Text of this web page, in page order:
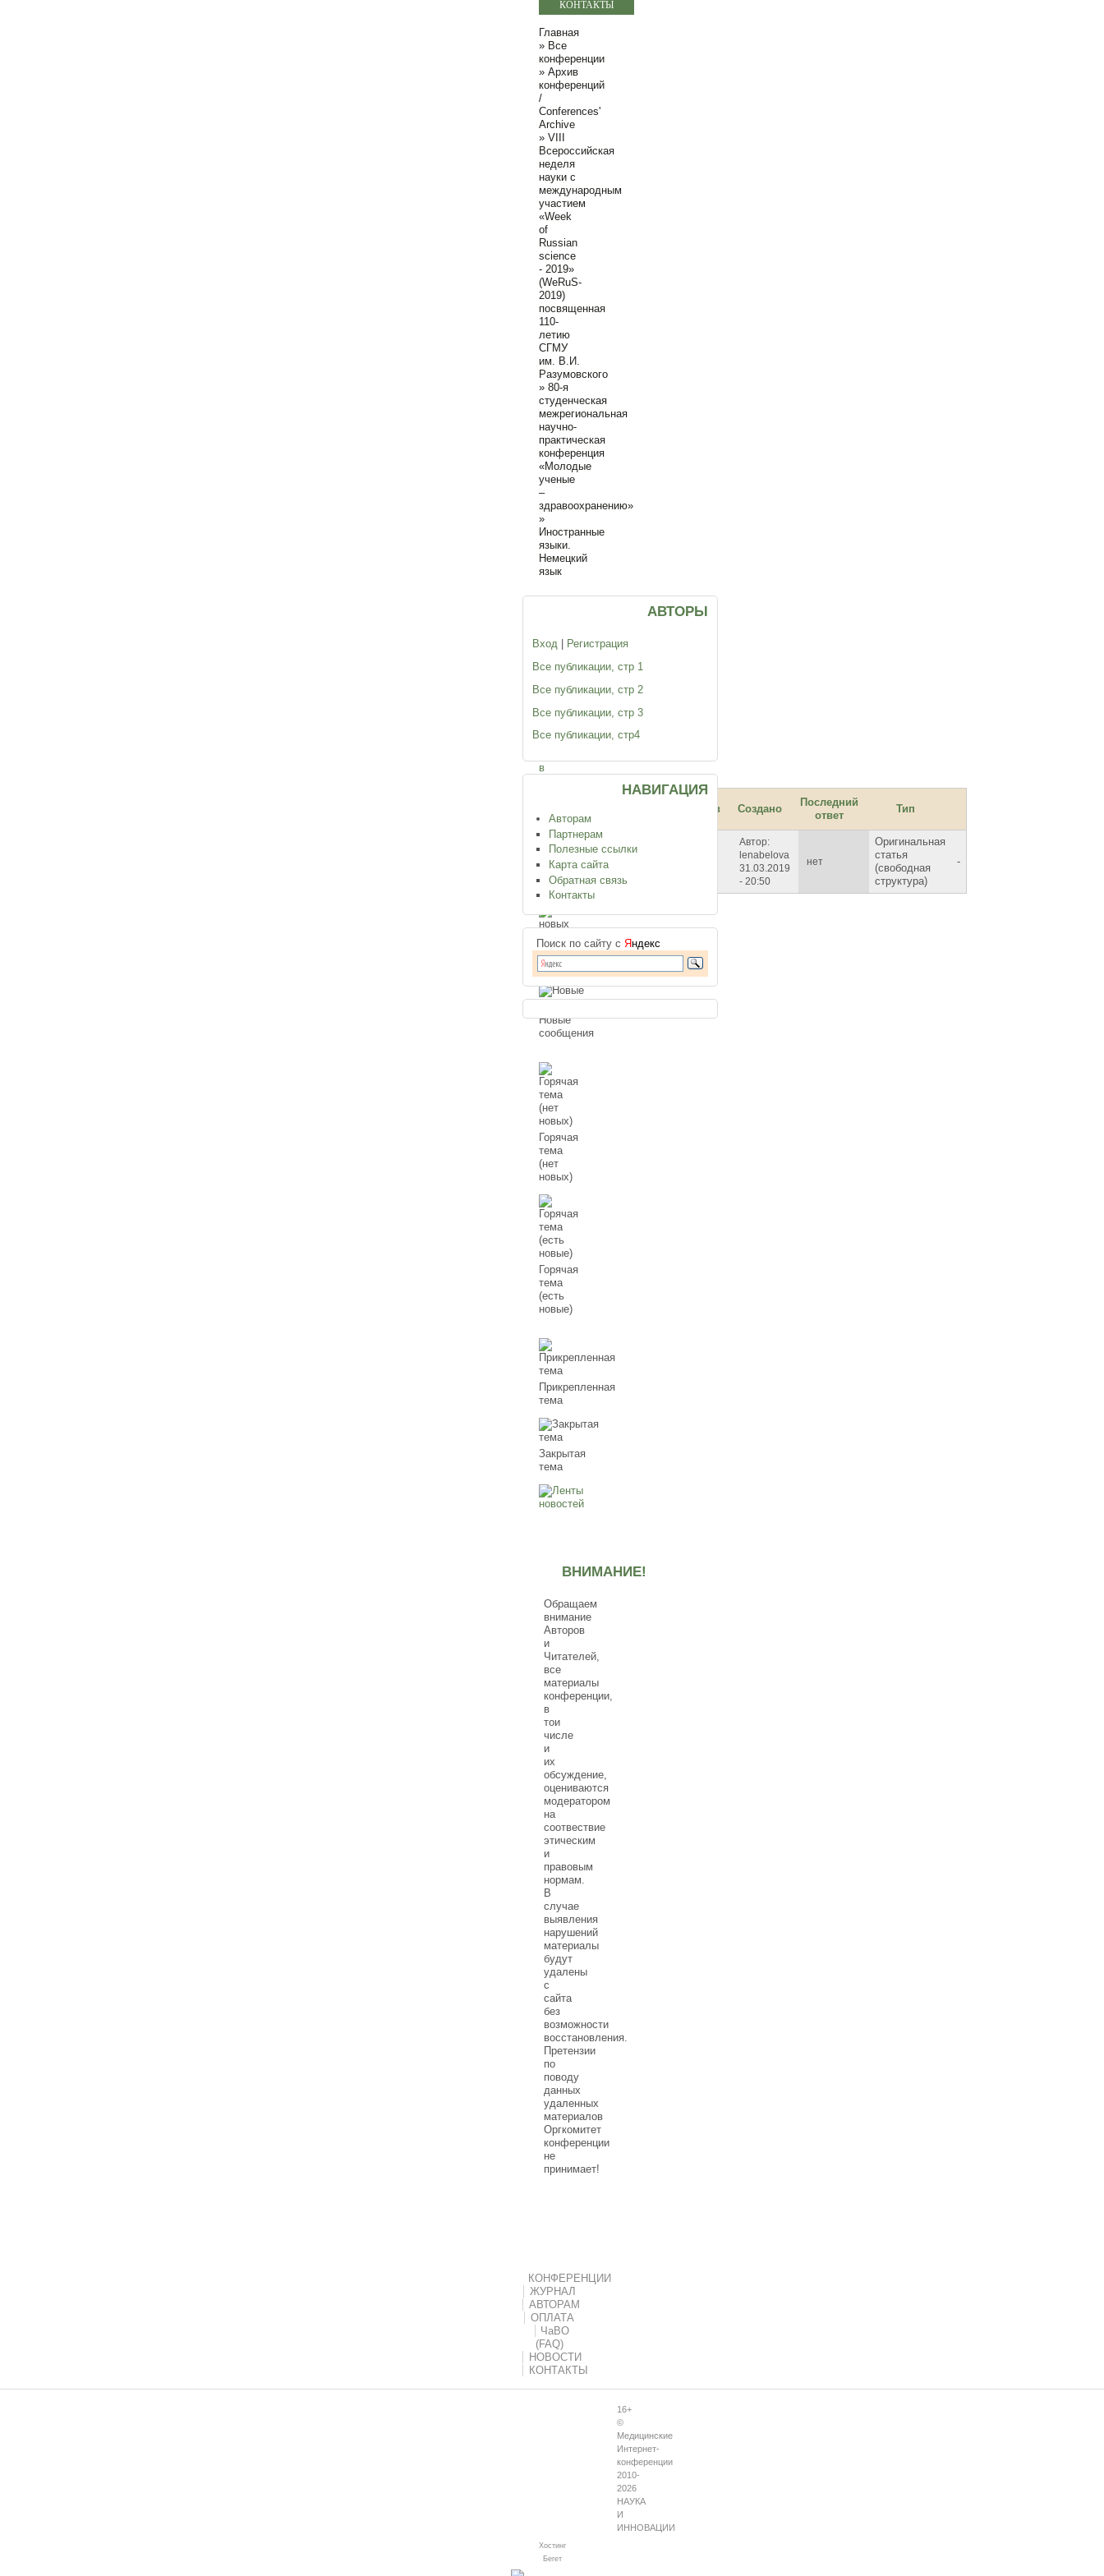
КОНТАКТЫ
Главная
» Все
конференции
»Архив
конференций
/
Conferences'
Archive
»VIII
Всероссийская
неделя
науки с
международным
участием
«Week
of
Russian
science
- 2019»
(WeRuS-
2019)
посвященная
110-
летию
СГМУ
им. В.И.
Разумовского
»80-я
студенческая
межрегиональная
научно-
практическая
конференция
«Молодые
ученые
–
здравоохранению»
»
Иностранные
языки.
Немецкий
язык
Иностранные
Немецкий
язык
публикации
сообщения,
в
Ответов
Создано
Последний
ответ
Тип
Die Problematik der
Patientenverfügungen
Автор:
lenabelova
31.03.2019
- 20:50
нет
Оригинальная
статья
(свободная
структура)
-
Нет новых
сообщений
Новые
сообщения
Горячая
тема
(нет
новых)
Горячая
тема
(есть
новые)
Прикрепленная
тема
Закрытая
тема
ВНИМАНИЕ!
Обращаем
внимание
Авторов
и
Читателей,
все
материалы
конференции,
в
тои
числе
и
их
обсуждение,
оцениваются
модератором
на
соотвествие
этическим
и
правовым
нормам.
В
случае
выявления
нарушений
материалы
будут
удалены
с
сайта
без
возможности
восстановления.
Претензии
по
поводу
данных
удаленных
материалов
Оргкомитет
конференции
не
принимает!
АВТОРЫ
Вход | Регистрация
Все публикации, стр 1
Все публикации, стр 2
Все публикации, стр 3
Все публикации, стр4
НАВИГАЦИЯ
Авторам
Партнерам
Полезные ссылки
Карта сайта
Обратная связь
Контакты
Поиск по сайту с Яндекс
КОНФЕРЕНЦИИ
ЖУРНАЛ
АВТОРАМ
ОПЛАТА
ЧаВО
(FAQ)
НОВОСТИ
КОНТАКТЫ
16+
©
Медицинские
Интернет-
конференции
2010-
2026
НАУКА
И
ИННОВАЦИИ
Хостинг
Бегет